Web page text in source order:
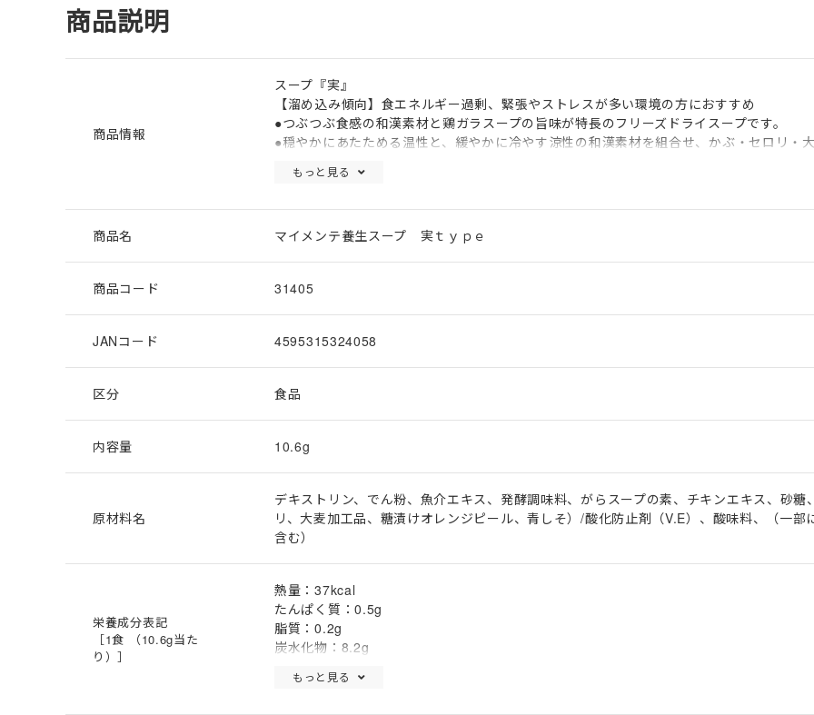
商品説明
商品情報
スープ『実』
【溜め込み傾向】食エネルギー過剰、緊張やストレスが多い環境の方におすすめ
●つぶつぶ食感の和漢素材と鶏ガラスープの旨味が特長のフリーズドライスープです。
●穏やかにあたためる温性と、緩やかに冷やす涼性の和漢素材を組合せ、かぶ・セロリ・
もっと見る
商品名 マイメンテ養生スープ 実ｔｙｐｅ
商品コード 31405
JANコード 4595315324058
区分 食品
内容量 10.6g
原材料名
デキストリン、でん粉、魚介エキス、発酵調味料、がらスープの素、チキンエキス、砂
リ、大麦加工品、糖漬けオレンジピール、青しそ）/酸化防止剤（V.E）、酸味料、（一
含む）
栄養成分表記
［1食 （10.6g当た
り）］
熱量：37kcal
たんぱく質：0.5g
脂質：0.2g
炭水化物：8.2g
（推定値）
もっと見る